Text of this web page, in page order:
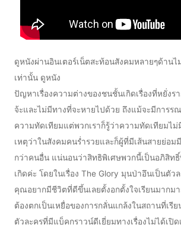
ดูหนังผ่านอินเตอร์เน็ตสะท้อนสังคมหลายๆด้านไ
เท่านั้น ดูหนัง
ปัญหาเรื่องความต่างของชนชั้นเกิดเรื่องที่หยั่งร
จ้ะและไม่มีทางที่จะหายไปด้วย ถึงแม้จะมีการรณ
ความทัดเทียมแต่พวกเราก็รู้ว่าความทัดเทียมไม่
เหตุว่าในสังคมคนร่ำรวยและก็ผู้ที่มีเส้นสายย่อม
กว่าคนอื่น แน่นอนว่าสิทธิพิเศษพวกนี้เป็นอภิสิท
เกิดค่ะ โดยในเรื่อง The Glory มุนป่าอึนเป็นตัว
คุณอยากมีชีวิตที่ดีขึ้นเลยตั้งอกตั้งใจเรียนมากม
ต้องตกเป็นเหยื่อของการกลั่นแกล้งในสถานที่เรี
ตัวละครที่มีแบ็คกราวน์ดีเยี่ยมทางเรื่องไม่ได้เปิ